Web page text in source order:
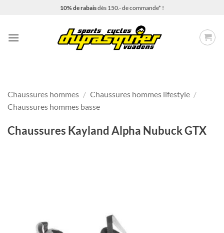
10% de rabaisdès 150.- de commande* !
Chaussures hommes / Chaussures hommes lifestyle /
Chaussures hommes basse
Chaussures Kayland Alpha Nubuck GTX